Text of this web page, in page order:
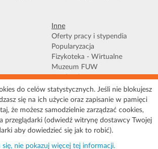
Inne
Oferty pracy i stypendia
Popularyzacja
Fizykoteka - Wirtualne
Muzeum FUW
|Polityka prywatności |Pliki Cookies | Deklaracja
dostępności| Mapa serwisu
Wydział Fizyki, Instytut Geofizyki, ul. Pasteura 5,
02-093 Warszawa
do celów statystycznych. Jeśli nie blokujesz
się na ich użycie oraz zapisanie w pamięci
że możesz samodzielnie zarządzać cookies,
przeglądarki (odwiedź witrynę dostawcy Twojej
aby dowiedzieć się jak to robić).
się, nie pokazuj więcej tej informacji.